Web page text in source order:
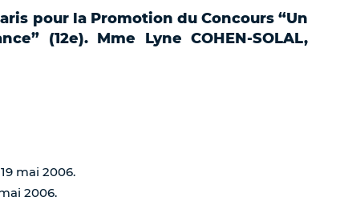
pour la Promotion du Concours “Un
(12e). Mme Lyne COHEN-SOLAL,
mai 2006.
2006.